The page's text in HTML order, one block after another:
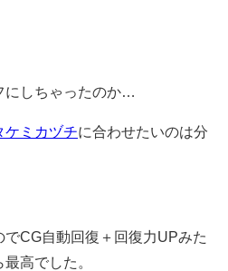
にしちゃったのか…
ケミカヅチに合わせたいのは分
CG自動回復＋回復力UPみた
高でした。